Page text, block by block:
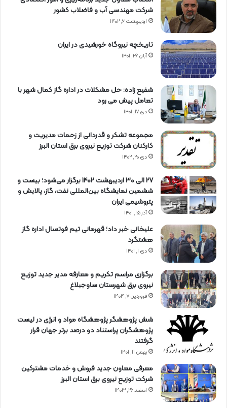
شرکت مهندسی آب و فاضلاب کشور
اردیبهشت ۶, ۱۴۰۲
تاریخچه نیروگاه خورشیدی در ایران
آبان ۲۶, ۱۴۰۱
شفیع زاده: حل مشکلات در اداره گاز کمال شهر با
تعامل پیش می رود
دی ۱۷, ۱۴۰۱
مجموعه تشکر و قدردانی از زحمات مدیریت و
کارکنان شرکت توزیع نیروی برق استان البرز
دی ۲۰, ۱۴۰۲
27 الی 30 اردیبهشت 1402 برگزار می‌شود؛ بیست و
ششمین نمایشگاه بین‌المللی نفت، گاز، پالایش و
پتروشیمی ایران
آذر ۱۵, ۱۴۰۱
علیخانی خبر داد؛ قهرمانی تیم فوتسال اداره گاز
هشتگرد
دی ۱, ۱۴۰۱
برگزاری مراسم تكریم و معارفه مدیر جدید توزیع
نیروی برق شهرستان ساوجبلاغ
فروردین ۷, ۱۴۰۴
شش پژوهشگر پژوهشگاه مواد و انرژی در لیست
پژوهشگران پراستناد دو درصد برتر جهان قرار
گرفتند
بهمن ۱۱, ۱۴۰۱
معرفی معاون جدید فروش و خدمات مشتركین
شركت توزیع نیروی برق استان البرز
اسفند ۲۶, ۱۴۰۳